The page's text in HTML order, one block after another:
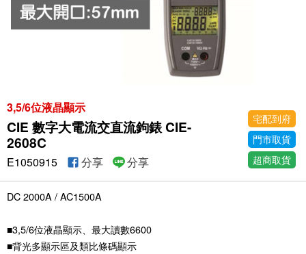
3,5/6位液晶顯示
CIE 數字大電流交直流鉤錶 CIE-
2608C
宅配到府
門市取貨
超商取貨
E1050915 分享 分享
DC 2000A / AC1500A
■3,5/6位液晶顯示、最大讀數6600
■背光多顯示區及類比條碼顯示